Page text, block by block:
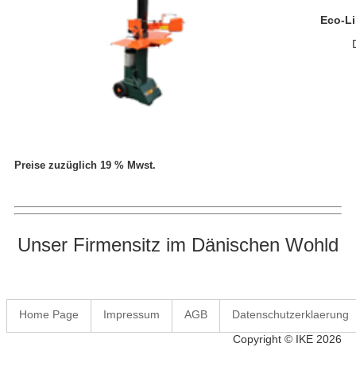
Eco-
Preise zuzüglich 19 % Mwst.
Unser Firmensitz im Dänischen Wohld
Home Page Impressum AGB
Datenschutzerklaerung
Copyright © IKE 2026